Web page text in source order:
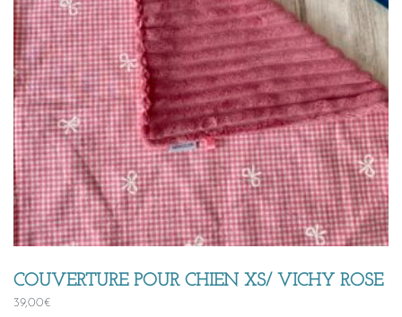
COUVERTURE POUR CHIEN XS/ VICHY ROSE
39,00€